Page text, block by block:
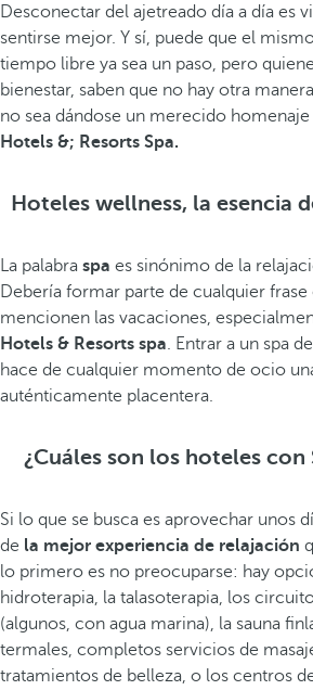
Desconectar del ajetreado día a día es
sentirse mejor. Y sí, puede que el
tiempo libre ya sea un paso, pero
bienestar, saben que no hay otra
no sea dándose un merecido
Hotels &; Resorts Spa.
Hoteles wellness, la esencia
La palabra spa es sinónimo de la
Debería formar parte de cualquier frase
mencionen las vacaciones,
Hotels & Resorts spa. Entrar a un spa
hace de cualquier momento de ocio
auténticamente placentera.
¿Cuáles son los hoteles con
Si lo que se busca es aprovechar unos
de la mejor experiencia de relajación
lo primero es no preocuparse: hay
hidroterapia, la talasoterapia, los
(algunos, con agua marina), la sauna
termales, completos servicios de
tratamientos de belleza, o los centros